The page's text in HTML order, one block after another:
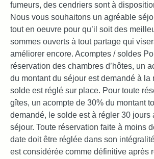
fumeurs, des cendriers sont à
Nous vous souhaitons un agréable
tout en oeuvre pour qu’il soit des
sommes ouverts à tout partage qui
améliorer encore. Acomptes / soldes
réservation des chambres d’hôtes, un
du montant du séjour est demandé à la
solde est réglé sur place. Pour toute
gîtes, un acompte de 30% du montant
demandé, le solde est à régler 30 jours
séjour. Toute réservation faite à moins
date doit être réglée dans son
est considérée comme définitive après